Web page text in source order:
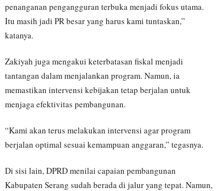
penanganan pengangguran terbuka menjadi fokus utama.
Itu masih jadi PR besar yang harus kami tuntaskan,”
katanya.
Zakiyah juga mengakui keterbatasan fiskal menjadi
tantangan dalam menjalankan program. Namun, ia
memastikan intervensi kebijakan tetap berjalan untuk
menjaga efektivitas pembangunan.
“Kami akan terus melakukan intervensi agar program
berjalan optimal sesuai kemampuan anggaran,” tegasnya.
Di sisi lain, DPRD menilai capaian pembangunan
Kabupaten Serang sudah berada di jalur yang tepat. Namun,